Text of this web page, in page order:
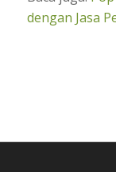
dengan Jasa